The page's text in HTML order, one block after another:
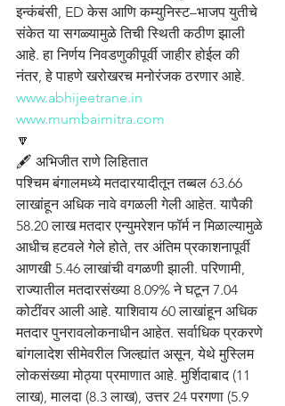
इन्कंबंसी, ED केस आणि कम्युनिस्ट–भाजप युतीचे
संकेत या सगळ्यामुळे तिची स्थिती कठीण झाली
आहे. हा निर्णय निवडणुकीपूर्वी जाहीर होईल की
नंतर, हे पाहणे खरोखरच मनोरंजक ठरणार आहे.
www.abhijeetrane.in
www.mumbaimitra.com
🔽
🖋️ अभिजीत राणे लिहितात
पश्चिम बंगालमध्ये मतदारयादीतून तब्बल 63.66
लाखांहून अधिक नावे वगळली गेली आहेत. यापैकी
58.20 लाख मतदार एन्युमरेशन फॉर्म न मिळाल्यामुळे
आधीच हटवले गेले होते, तर अंतिम प्रकाशनापूर्वी
आणखी 5.46 लाखांची वगळणी झाली. परिणामी,
राज्यातील मतदारसंख्या 8.09% ने घटून 7.04
कोटींवर आली आहे. याशिवाय 60 लाखांहून अधिक
मतदार पुनरावलोकनाधीन आहेत. सर्वाधिक प्रकरणे
बांगलादेश सीमेवरील जिल्ह्यांत असून, येथे मुस्लिम
लोकसंख्या मोठ्या प्रमाणात आहे. मुर्शिदाबाद (11
लाख), मालदा (8.3 लाख), उत्तर 24 परगणा (5.9